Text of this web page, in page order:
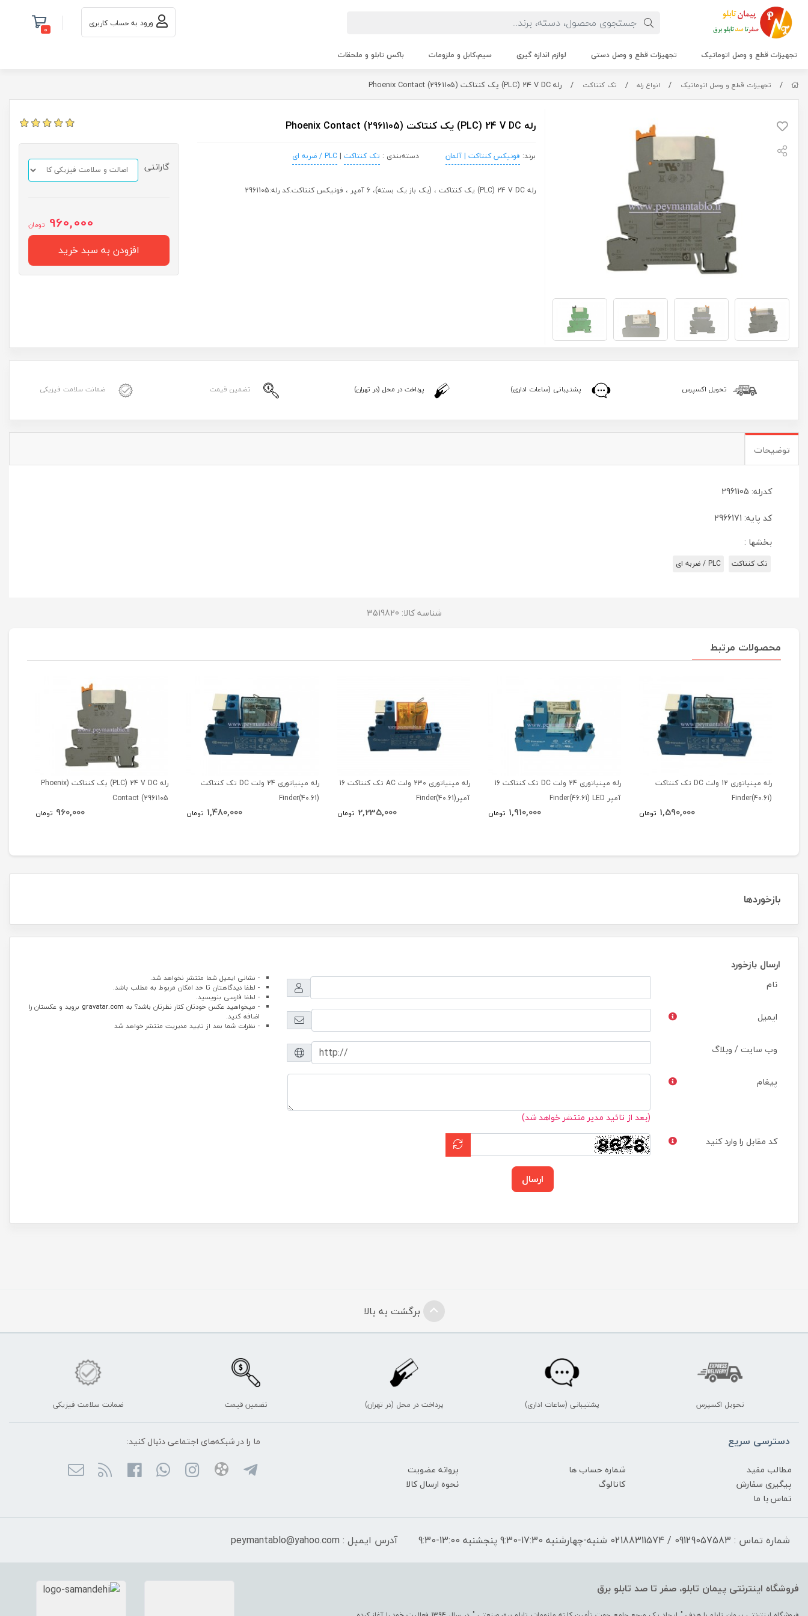
ورود به حساب کاربری 0
تجهیزات قطع و وصل اتوماتیک تجهیزات قطع و وصل دستی لوازم اندازه گیری سیم،کابل و ملزومات باکس تابلو و ملحقات
/ تجهیزات قطع و وصل اتوماتیک / انواع رله / تک کنتاکت / رله PLC) 24 V DC) یک کنتاکت (Phoenix Contact (2961105
رله PLC) 24 V DC) یک کنتاکت (Phoenix Contact (2961105
برند: فونیکس کنتاکت | آلمان دسته‌بندی : تک کنتاکت |PLC / ضربه ای
رله PLC) 24 V DC) یک کنتاکت ، (یک باز یک بسته)، 6 آمپر ، فونیکس کنتاکت.کد رله:2961105
گارانتی
960,000 تومان
افزودن به سبد خرید
تحویل اکسپرس پشتیبانی (ساعات اداری) پرداخت در محل (در تهران) تضمین قیمت ضمانت سلامت فیزیکی
توضیحات
کدرله: 2961105
کد پایه: 2966171
بخشها :
تک کنتاکت PLC / ضربه ای
شناسه کالا: 3519820
محصولات مرتبط
رله مینیاتوری 12 ولت DC تک کنتاکت
(40.61)Finder
1,590,000 تومان
رله مینیاتوری 24 ولت DC تک کنتاکت 16
آمپر Finder(46.61) LED
1,910,000 تومان
رله مینیاتوری 230 ولت AC تک کنتاکت 16
آمپر(40.61)Finder
2,235,000 تومان
رله مینیاتوری 24 ولت DC تک کنتاکت
(Finder(40.61
1,480,000 تومان
رله PLC) 24 V DC) یک کنتاکت (Phoenix
Contact (2961105
960,000 تومان
بازخوردها
ارسال بازخورد
نام
ایمیل
وب سایت / وبلاگ
پیغام
(بعد از تائید مدیر منتشر خواهد شد)
کد مقابل را وارد کنید
ارسال
- نشانی ایمیل شما منتشر نخواهد شد.
- لطفا دیدگاهتان تا حد امکان مربوط به مطلب باشد.
- لطفا فارسی بنویسید.
- میخواهید عکس خودتان کنار نظرتان باشد؟ به gravatar.com بروید و عکستان را
اضافه کنید.
- نظرات شما بعد از تایید مدیریت منتشر خواهد شد
برگشت به بالا
تحویل اکسپرس پشتیبانی (ساعات اداری) پرداخت در محل (در تهران) تضمین قیمت ضمانت سلامت فیزیکی
دسترسی سریع
مطالب مفید شماره حساب ها
پروانه عضویت
پیگیری سفارش
کاتالوگ
نحوه ارسال کالا
تماس با ما
ما را در شبکه‌های اجتماعی دنبال کنید:
شماره تماس : 09129057583 / 02188311574 شنبه-چهارشنبه 17:30-9:30 پنجشنبه 13:00-9:30 آدرس ایمیل : peymantablo@yahoo.com
فروشگاه اینترنتی پیمان تابلو، صفر تا صد تابلو برق